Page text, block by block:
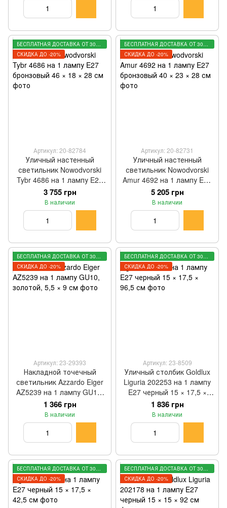
БЕСПЛАТНАЯ ДОСТАВКА ОТ 3000 ГРН
СКИДКА ДО -20%
Артикул: 20-82784
Уличный настенный
светильник Nowodvorski
Tybr 4686 на 1 лампу E27
бронзовый 46 × 18 × 28 см
3 755 грн
В наличии
БЕСПЛАТНАЯ ДОСТАВКА ОТ 3000 ГРН
СКИДКА ДО -20%
Артикул: 20-82731
Уличный настенный
светильник Nowodvorski
Amur 4692 на 1 лампу E27
бронзовый 40 × 23 × 28 см
5 205 грн
В наличии
БЕСПЛАТНАЯ ДОСТАВКА ОТ 3000 ГРН
СКИДКА ДО -20%
Артикул: 23-29393
Накладной точечный
светильник Azzardo Eiger
AZ5239 на 1 лампу GU10,
золотой, 5,5 × 9 см
1 366 грн
В наличии
БЕСПЛАТНАЯ ДОСТАВКА ОТ 3000 ГРН
СКИДКА ДО -20%
Артикул: 23-8509
Уличный столбик Goldlux
Liguria 202253 на 1 лампу
E27 черный 15 × 17,5 ×
96,5 см
1 836 грн
В наличии
БЕСПЛАТНАЯ ДОСТАВКА ОТ 3000 ГРН
СКИДКА ДО -20%
БЕСПЛАТНАЯ ДОСТАВКА ОТ 3000 ГРН
СКИДКА ДО -20%